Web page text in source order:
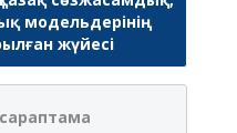
модельдерінің
жүйесі